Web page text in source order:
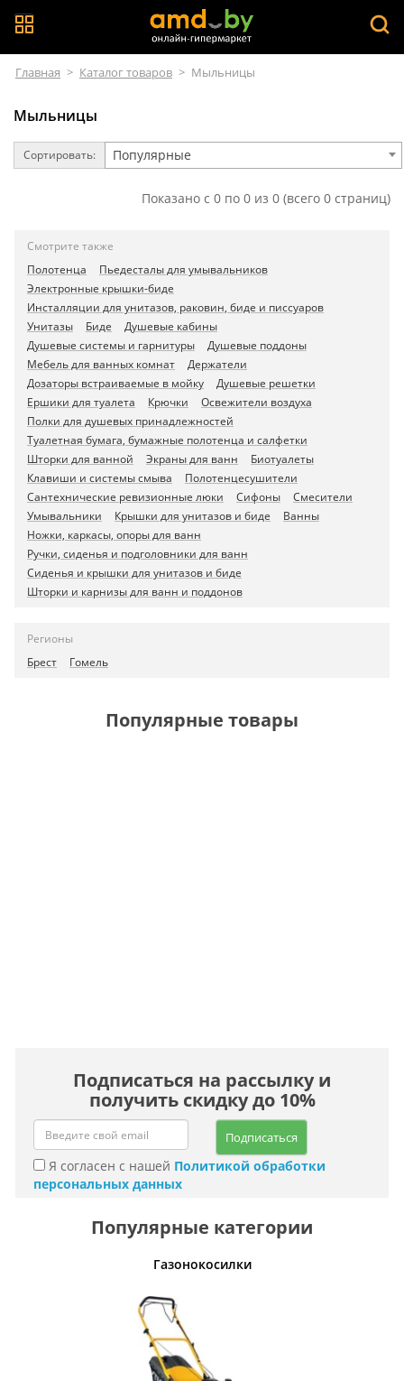
Главная > Каталог товаров > Мыльницы
Мыльницы
Сортировать: Популярные
Показано с 0 по 0 из 0 (всего 0 страниц)
Смотрите также
Полотенца
Пьедесталы для умывальников
Электронные крышки-биде
Инсталляции для унитазов, раковин, биде и писсуаров
Унитазы
Биде
Душевые кабины
Душевые системы и гарнитуры
Душевые поддоны
Мебель для ванных комнат
Держатели
Дозаторы встраиваемые в мойку
Душевые решетки
Ершики для туалета
Крючки
Освежители воздуха
Полки для душевых принадлежностей
Туалетная бумага, бумажные полотенца и салфетки
Шторки для ванной
Экраны для ванн
Биотуалеты
Клавиши и системы смыва
Полотенцесушители
Сантехнические ревизионные люки
Сифоны
Смесители
Умывальники
Крышки для унитазов и биде
Ванны
Ножки, каркасы, опоры для ванн
Ручки, сиденья и подголовники для ванн
Сиденья и крышки для унитазов и биде
Шторки и карнизы для ванн и поддонов
Регионы
Брест
Гомель
Популярные товары
Подписаться на рассылку и
получить скидку до 10%
Подписаться
Я согласен с нашей Политикой обработки
персональных данных
Популярные категории
Газонокосилки